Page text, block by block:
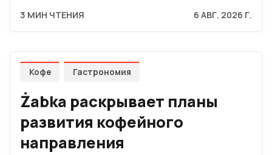
3 МИН ЧТЕНИЯ 6 АВГ. 2026 Г.
Кофе Гастрономия
Żabka раскрывает планы
развития кофейного
направления